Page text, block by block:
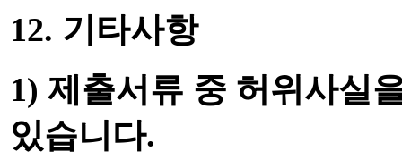
12. 기타사항
1) 제출서류 중 허위사실
있습니다.